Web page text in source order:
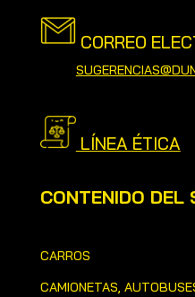
CORREO
LÍNEA ÉTICA
CONTENIDO DEL
CARROS
CAMIONETAS,